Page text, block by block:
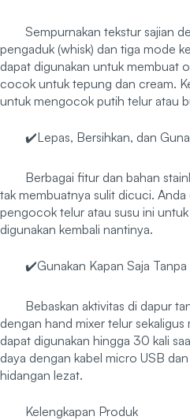
Sempurnakan tekstur sajian
pengaduk (whisk) dan tiga mode
dapat digunakan untuk membuat
cocok untuk tepung dan cream.
untuk mengocok putih telur atau
✔️Lepas, Bersihkan, dan
Berbagai fitur dan bahan
tak membuatnya sulit dicuci.
pengocok telur atau susu ini untuk
digunakan kembali nantinya.
✔️Gunakan Kapan Saja Tanpa
Bebaskan aktivitas di dapur
dengan hand mixer telur
dapat digunakan hingga 30 kali
daya dengan kabel micro USB
hidangan lezat.
Kelengkapan Produk